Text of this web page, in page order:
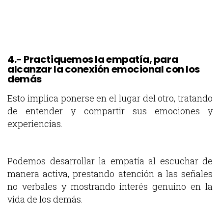
4.- Practiquemos la empatía, para
alcanzar la conexión emocional con los
demás
Esto implica ponerse en el lugar del otro, tratando
de entender y compartir sus emociones y
experiencias.
Podemos desarrollar la empatía al escuchar de
manera activa, prestando atención a las señales
no verbales y mostrando interés genuino en la
vida de los demás.